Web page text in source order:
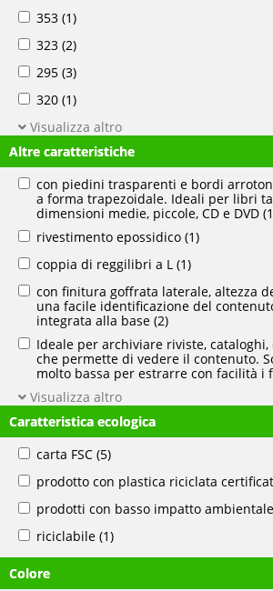
353 (1)
323 (2)
295 (3)
320 (1)
Visualizza altro
Altre caratteristiche
con piedini trasparenti e bordi
a forma trapezoidale. Ideali per libri
dimensioni medie, piccole, CD e DVD
rivestimento epossidico (1)
coppia di reggilibri a L (1)
con finitura goffrata laterale, altezza
una facile identificazione del
integrata alla base (2)
Ideale per archiviare riviste,
che permette di vedere il contenuto.
molto bassa per estrarre con facilità i
Visualizza altro
Caratteristica ecologica
carta FSC (5)
prodotto con plastica riciclata
prodotti con basso impatto
riciclabile (1)
Colore